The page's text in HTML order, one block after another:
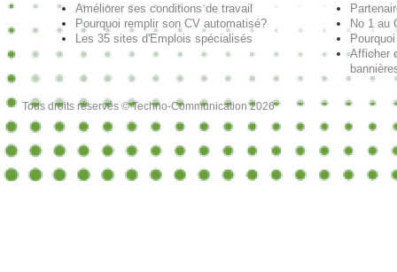
Améliorer ses conditions de travail
Pourquoi remplir son CV automatisé?
Les 35 sites d'Emplois spécialisés
No 1 au
Afficher
Tous droits réservés © Techno-Communication 2026